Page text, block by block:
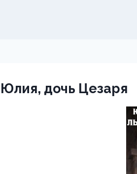
Юлия, дочь Цезаря